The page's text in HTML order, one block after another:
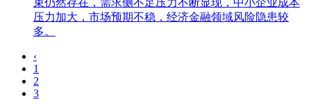
束仍然存在，需求侧不足压力不断显现，中小企业成本
压力加大，市场预期不稳，经济金融领域风险隐患较
多。
‹
1
2
3